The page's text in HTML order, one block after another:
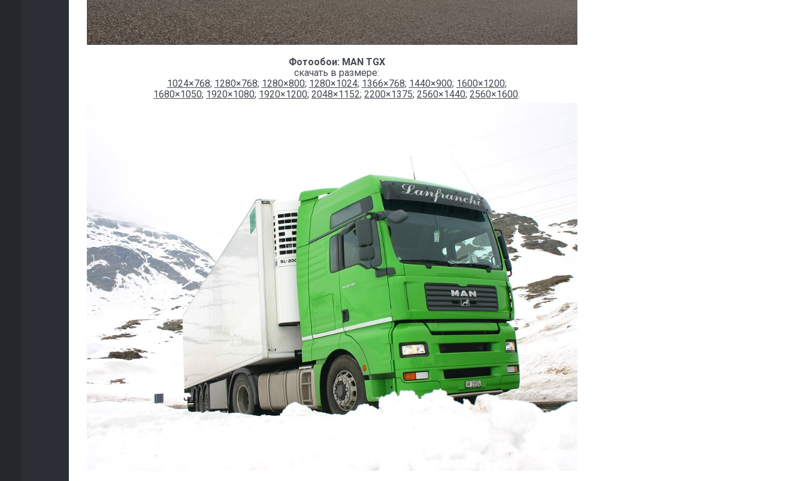
Фотообои: MAN TGX
скачать в размере:
1024×768; 1280×768; 1280×800; 1280×1024; 1366×768; 1440×900; 1600×1200;
1680×1050; 1920×1080; 1920×1200; 2048×1152; 2200×1375; 2560×1440; 2560×1600.